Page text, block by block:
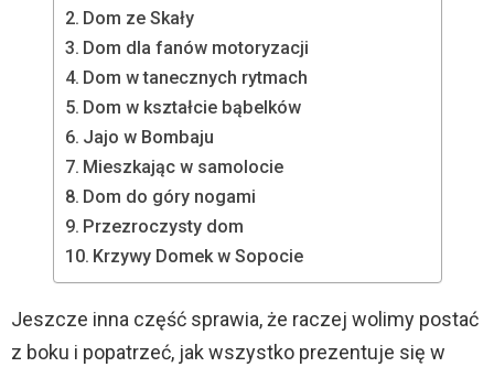
Dom ze Skały
Dom dla fanów motoryzacji
Dom w tanecznych rytmach
Dom w kształcie bąbelków
Jajo w Bombaju
Mieszkając w samolocie
Dom do góry nogami
Przezroczysty dom
Krzywy Domek w Sopocie
Jeszcze inna część sprawia, że raczej wolimy postać
z boku i popatrzeć, jak wszystko prezentuje się w